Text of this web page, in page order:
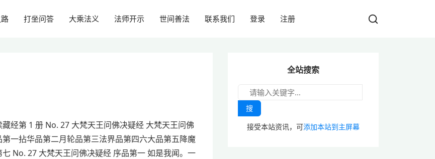
打坐问答 大乘法义 法师开示 世间善法 联系我们 登录 注册
经第 1 册 No. 27 大梵天王问佛决疑经 大梵天王问佛
一拈华品第二月轮品第三法界品第四六大品第五降魔
No. 27 大梵天王问佛决疑经 序品第一 如是我闻。一
全站搜索
搜
接受本站资讯，可添加本站到主屏幕